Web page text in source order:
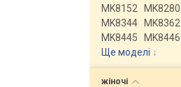
MK8152
MK8280
MK8344
MK8362
MK8445
MK8446
Ще моделі ↓
жіночі